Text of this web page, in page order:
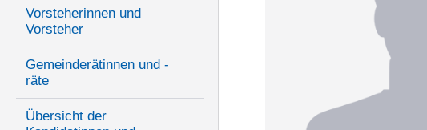
Vorsteherinnen und
Vorsteher
Gemeinderätinnen und -
räte
Übersicht der